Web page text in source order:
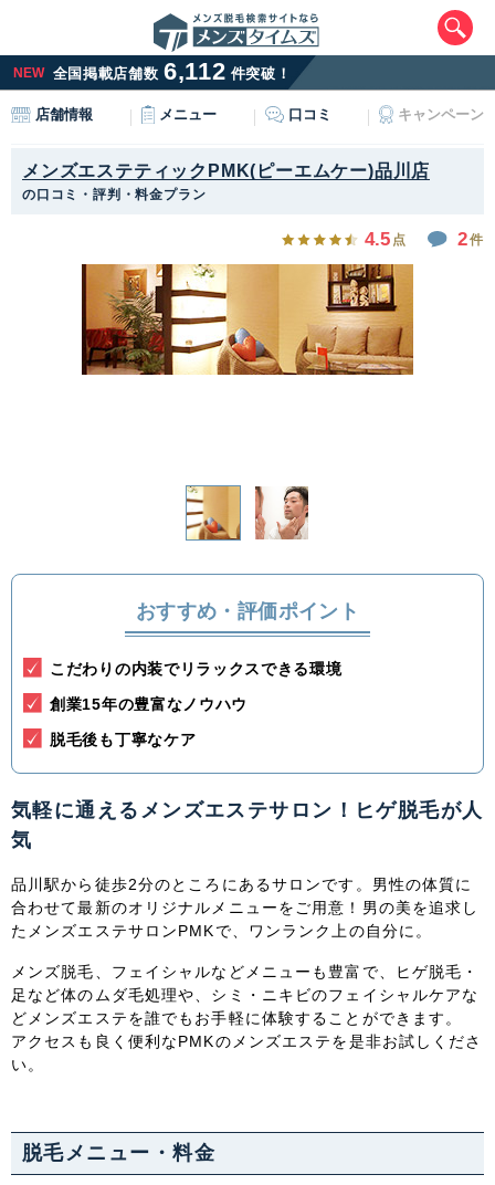
NEW 全国掲載店舗数 6,112 件突破！
店舗情報 メニュー 口コミ キャンペーン
メンズエステティックPMK(ピーエムケー)品川店
の口コミ・評判・料金プラン
4.5 点 2件
おすすめ・評価ポイント
こだわりの内装でリラックスできる環境
創業15年の豊富なノウハウ
脱毛後も丁寧なケア
気軽に通えるメンズエステサロン！ヒゲ脱毛が人
気
品川駅から徒歩2分のところにあるサロンです。男性の体質に
合わせて最新のオリジナルメニューをご用意！男の美を追求し
たメンズエステサロンPMKで、ワンランク上の自分に。
メンズ脱毛、フェイシャルなどメニューも豊富で、ヒゲ脱毛・
足など体のムダ毛処理や、シミ・ニキビのフェイシャルケアな
どメンズエステを誰でもお手軽に体験することができます。
アクセスも良く便利なPMKのメンズエステを是非お試しくださ
い。
脱毛メニュー・料金
エリアから最寄りサロンを探す
北海道・東北
東京都 神奈川県
中部
新潟県 富山県
山梨県 長野県 岐阜県 静岡県
愛知県
関西
滋賀県 京都府 大阪府 兵庫県
奈良県 三重県 和歌山県
中国・四国
山口県 徳島県